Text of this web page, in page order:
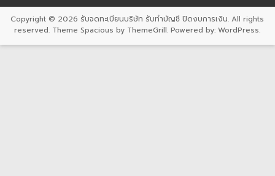
Copyright © 2026 รับจดทะเบียนบริษัท รับทำบัญชี ปิดงบการเงิน. All rights
reserved. ThemeSpacious by ThemeGrill. Powered by:WordPress.